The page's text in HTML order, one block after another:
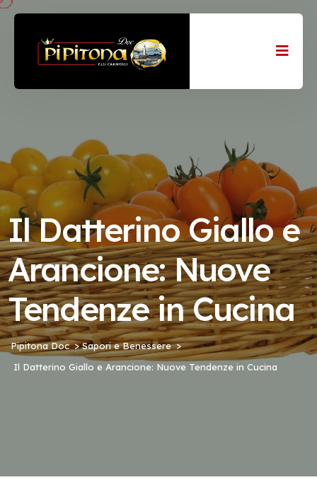
Il Datterino Giallo e
Arancione: Nuove
Tendenze in Cucina
Pipitona Doc
Sapori e Benessere
Il Datterino Giallo e Arancione: Nuove Tendenze in Cucina